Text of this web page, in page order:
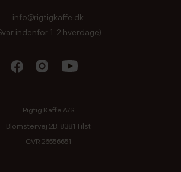
info@rigtigkaffe.dk
indenfor 1-2 hverdage)
Rigtig Kaffe A/S
Blomstervej 2B, 8381 Tilst
CVR 26556651